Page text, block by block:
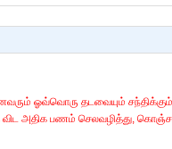
ஓவ்வொரு தடவையும்
அதிக பணம் செலவழித்து,